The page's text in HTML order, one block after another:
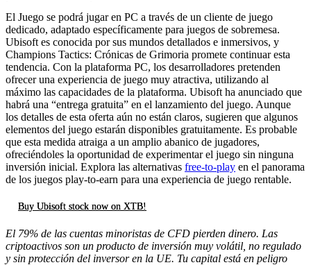
El Juego se podrá jugar en PC a través de un cliente de juego
dedicado, adaptado específicamente para juegos de sobremesa.
Ubisoft es conocida por sus mundos detallados e inmersivos, y
Champions Tactics: Crónicas de Grimoria promete continuar esta
tendencia. Con la plataforma PC, los desarrolladores pretenden
ofrecer una experiencia de juego muy atractiva, utilizando al
máximo las capacidades de la plataforma. Ubisoft ha anunciado que
habrá una “entrega gratuita” en el lanzamiento del juego. Aunque
los detalles de esta oferta aún no están claros, sugieren que algunos
elementos del juego estarán disponibles gratuitamente. Es probable
que esta medida atraiga a un amplio abanico de jugadores,
ofreciéndoles la oportunidad de experimentar el juego sin ninguna
inversión inicial. Explora las alternativas free-to-play en el panorama
de los juegos play-to-earn para una experiencia de juego rentable.
Buy Ubisoft stock now on XTB!
El 79% de las cuentas minoristas de CFD pierden dinero. Las
criptoactivos son un producto de inversión muy volátil, no regulado
y sin protección del inversor en la UE. Tu capital está en peligro